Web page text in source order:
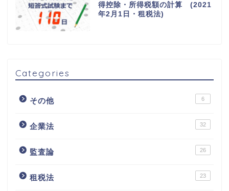
得控除・所得税額の計算 (2021
年2月1日・租税法)
Categories
その他 6
企業法 32
監査論 26
租税法 23